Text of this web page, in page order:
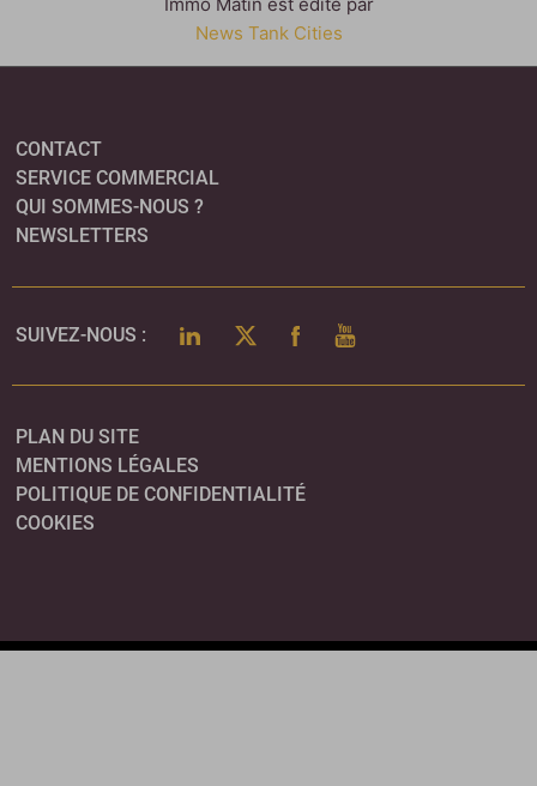
News Tank Cities
CONTACT
SERVICE COMMERCIAL
QUI SOMMES-NOUS ?
NEWSLETTERS
SUIVEZ-NOUS : LINKEDINTWITTERFACEBOOK
YOUTUBE
PLAN DU SITE
MENTIONS LÉGALES
POLITIQUE DE CONFIDENTIALITÉ
COOKIES